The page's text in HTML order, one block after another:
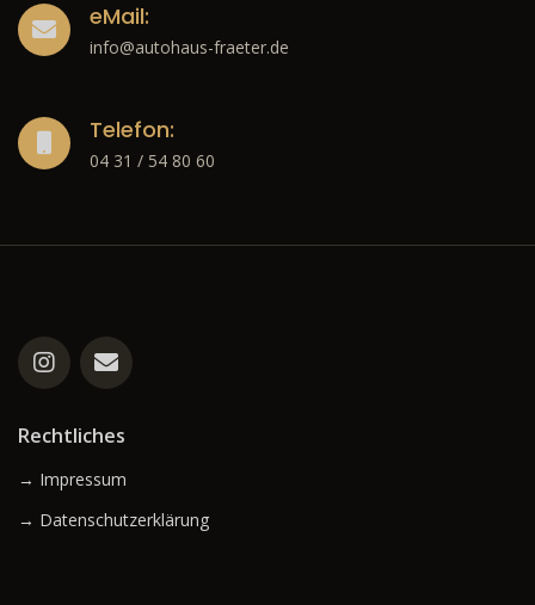
eMail:
info@autohaus-fraeter.de
Telefon:
04 31 / 54 80 60
Rechtliches
→ Impressum
→ Datenschutzerklärung